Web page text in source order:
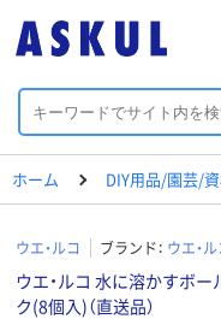
ホーム DIY用品/園芸/
ウエ・ルコ ブランド： ウエ・ル
ウエ・ルコ 水に溶かすボ
ク(8個入)（直送品）